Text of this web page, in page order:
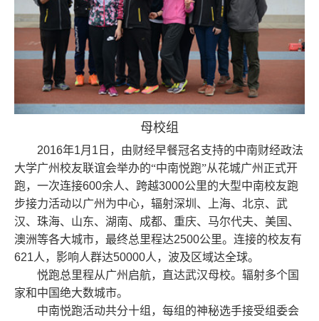
母校组
2016年1月 1 日，由财经早餐冠名支持的中南财经政法
大学广州校友联谊会举办的“中南悦跑”从花城广州正式开
跑，一次连接600余人、跨越3000公里的大型中南校友跑
步接力活动以广州为中心，辐射深圳、上海、北京、武
汉、珠海、山东、湖南、成都、重庆、马尔代夫、美国、
澳洲等各大城市，最终总里程达2500公里。连接的校友有
621人，影响人群达50000人，波及区域达全球。
悦跑总里程从广州启航，直达武汉母校。辐射多个国
家和中国绝大数城市。
中南悦跑活动共分十组，每组的神秘选手接受组委会